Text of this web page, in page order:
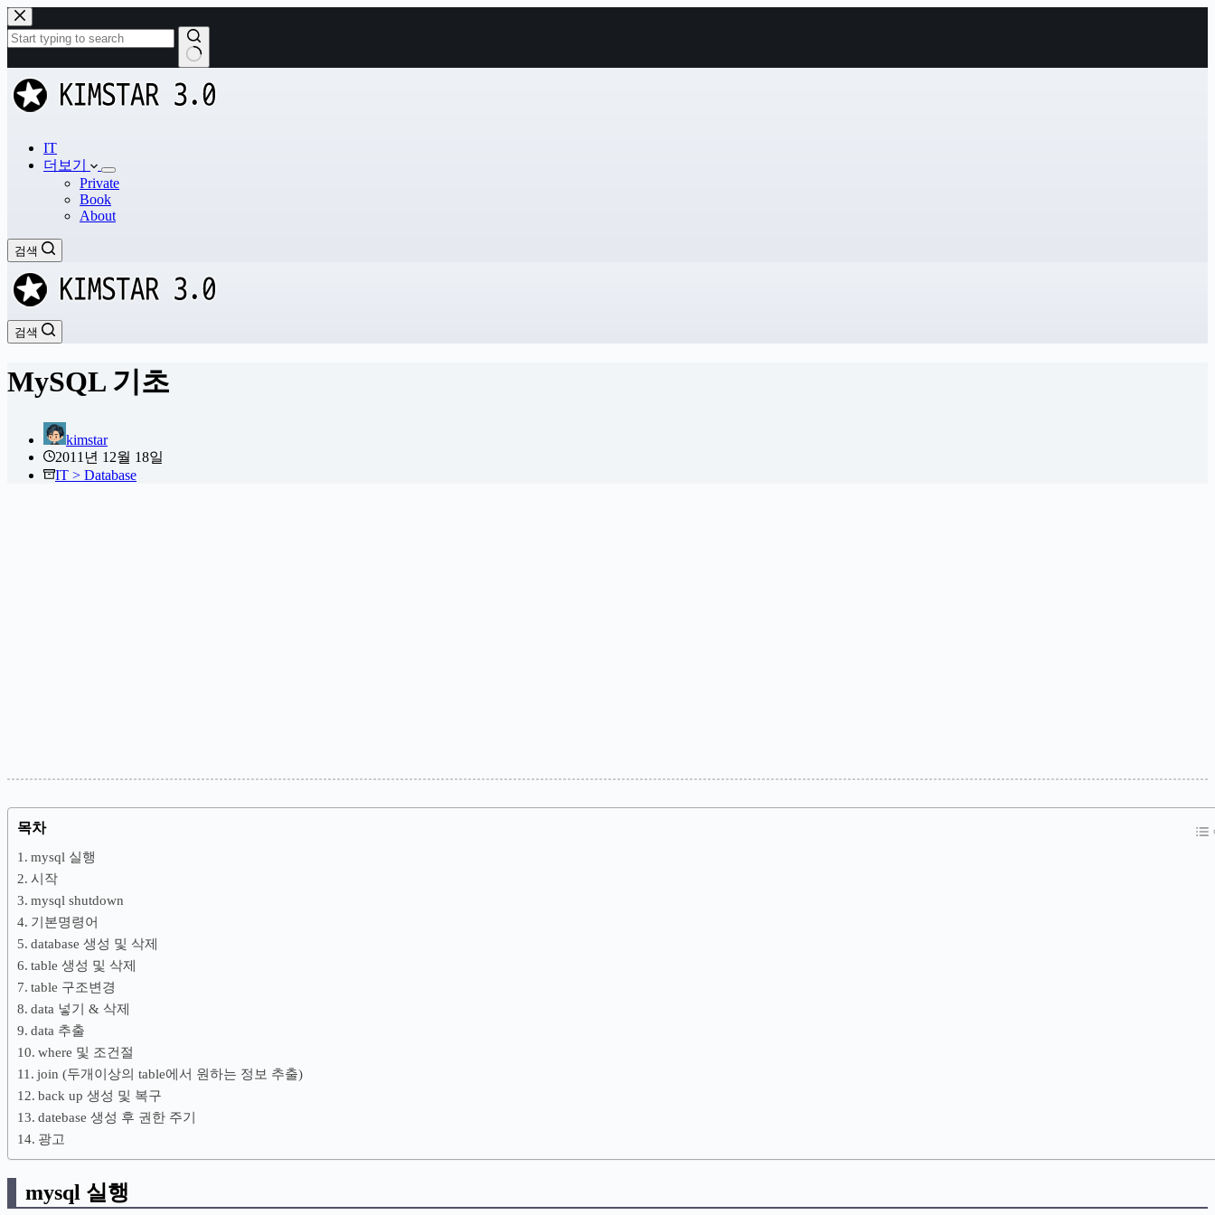
본
문
으
로
건
너
과
없
IT
더보기
Private
Book
About
검색
검색
MySQL 기초
kimstar
2011년 12월 18일
IT > Database
목차
mysql 실행
시작
mysql shutdown
기본명령어
database 생성 및 삭제
table 생성 및 삭제
table 구조변경
data 넣기 & 삭제
data 추출
where 및 조건절
join (두개이상의 table에서 원하는 정보 추출)
back up 생성 및 복구
datebase 생성 후 권한 주기
광고
mysql 실행